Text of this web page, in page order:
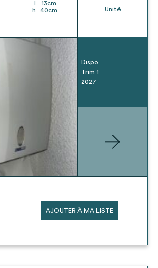
13cm
h
40cm
Unité
Dispo
Trim 1
2027
AJOUTER À MA LISTE